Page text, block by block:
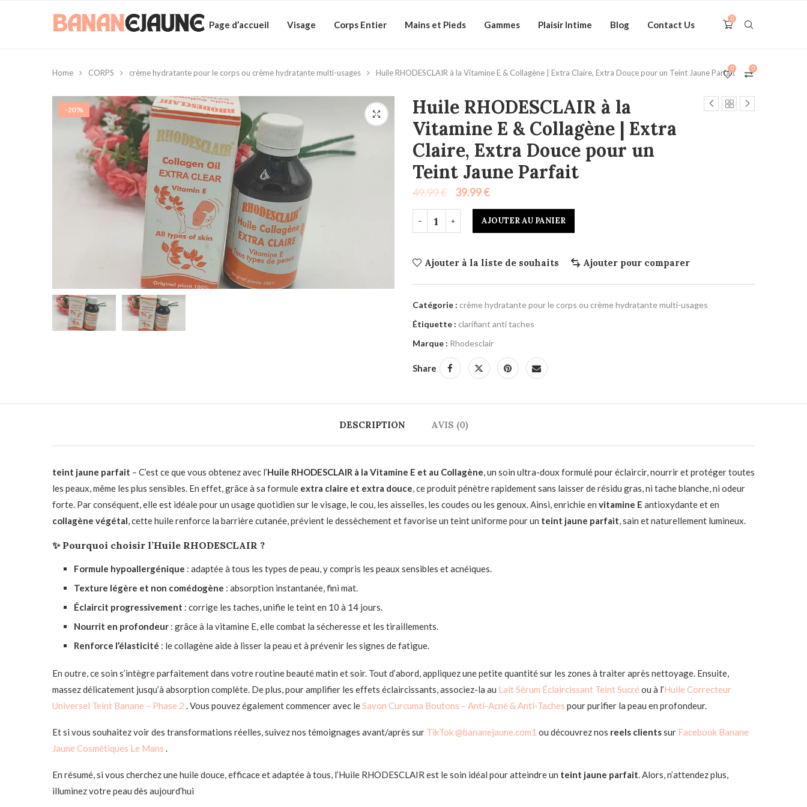
Page d’accueil Visage Corps Entier Mains et Pieds Gammes Plaisir Intime Blog Contact Us
0
0
0
Home CORPS crème hydratante pour le corps ou crème hydratante multi-usages Huile RHODESCLAIR à la Vitamine E & Collagène | Extra Claire, Extra Douce pour un Teint Jaune Parfait
-20%
Huile RHODESCLAIR à la
Vitamine E & Collagène | Extra
Claire, Extra Douce pour un
Teint Jaune Parfait
49.99€ 39.99€
AJOUTER AU PANIER
Ajouter à la liste de souhaits Ajouter pour comparer
Catégorie : crème hydratante pour le corps ou crème hydratante multi-usages
Étiquette : clarifiant anti taches
Marque : Rhodesclair
Share
DESCRIPTION AVIS (0)
teint jaune parfait – C’est ce que vous obtenez avec l’Huile RHODESCLAIR à la Vitamine E et au Collagène, un soin ultra-doux formulé pour éclaircir, nourrir et protéger toutes
les peaux, même les plus sensibles. En effet, grâce à sa formule extra claire et extra douce, ce produit pénètre rapidement sans laisser de résidu gras, ni tache blanche, ni odeur
forte. Par conséquent, elle est idéale pour un usage quotidien sur le visage, le cou, les aisselles, les coudes ou les genoux. Ainsi, enrichie en vitamine E antioxydante et en
collagène végétal, cette huile renforce la barrière cutanée, prévient le dessèchement et favorise un teint uniforme pour un teint jaune parfait, sain et naturellement lumineux.
✨ Pourquoi choisir l’Huile RHODESCLAIR ?
Formule hypoallergénique : adaptée à tous les types de peau, y compris les peaux sensibles et acnéiques.
Texture légère et non comédogène : absorption instantanée, fini mat.
Éclaircit progressivement : corrige les taches, unifie le teint en 10 à 14 jours.
Nourrit en profondeur : grâce à la vitamine E, elle combat la sécheresse et les tiraillements.
Renforce l’élasticité : le collagène aide à lisser la peau et à prévenir les signes de fatigue.
En outre, ce soin s’intègre parfaitement dans votre routine beauté matin et soir. Tout d’abord, appliquez une petite quantité sur les zones à traiter après nettoyage. Ensuite,
massez délicatement jusqu’à absorption complète. De plus, pour amplifier les effets éclaircissants, associez-la au Lait Sérum Éclaircissant Teint Sucré ou à l’Huile Correcteur
Universel Teint Banane – Phase 2 . Vous pouvez également commencer avec leSavon Curcuma Boutons – Anti-Acné & Anti-Taches pour purifier la peau en profondeur.
Et si vous souhaitez voir des transformations réelles, suivez nos témoignages avant/après sur TikTok @bananejaune.com1 ou découvrez nos reels clientssur Facebook Banane
Jaune Cosmétiques Le Mans .
En résumé, si vous cherchez une huile douce, efficace et adaptée à tous, l’Huile RHODESCLAIR est le soin idéal pour atteindre un teint jaune parfait. Alors, n’attendez plus,
illuminez votre peau dès aujourd’hui